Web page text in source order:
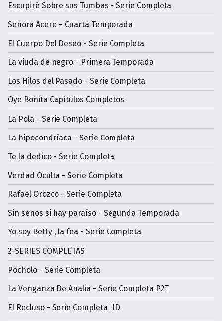
Escupiré Sobre sus Tumbas - Serie Completa
Señora Acero – Cuarta Temporada
El Cuerpo Del Deseo - Serie Completa
La viuda de negro - Primera Temporada
Los Hilos del Pasado - Serie Completa
Oye Bonita Capítulos Completos
La Pola - Serie Completa
La hipocondríaca - Serie Completa
Te la dedico - Serie Completa
Verdad Oculta - Serie Completa
Rafael Orozco - Serie Completa
Sin senos si hay paraíso - Segunda Temporada
Yo soy Betty , la fea - Serie Completa
2-SERIES COMPLETAS
Pocholo - Serie Completa
La Venganza De Analia - Serie Completa P2T
El Recluso - Serie Completa HD